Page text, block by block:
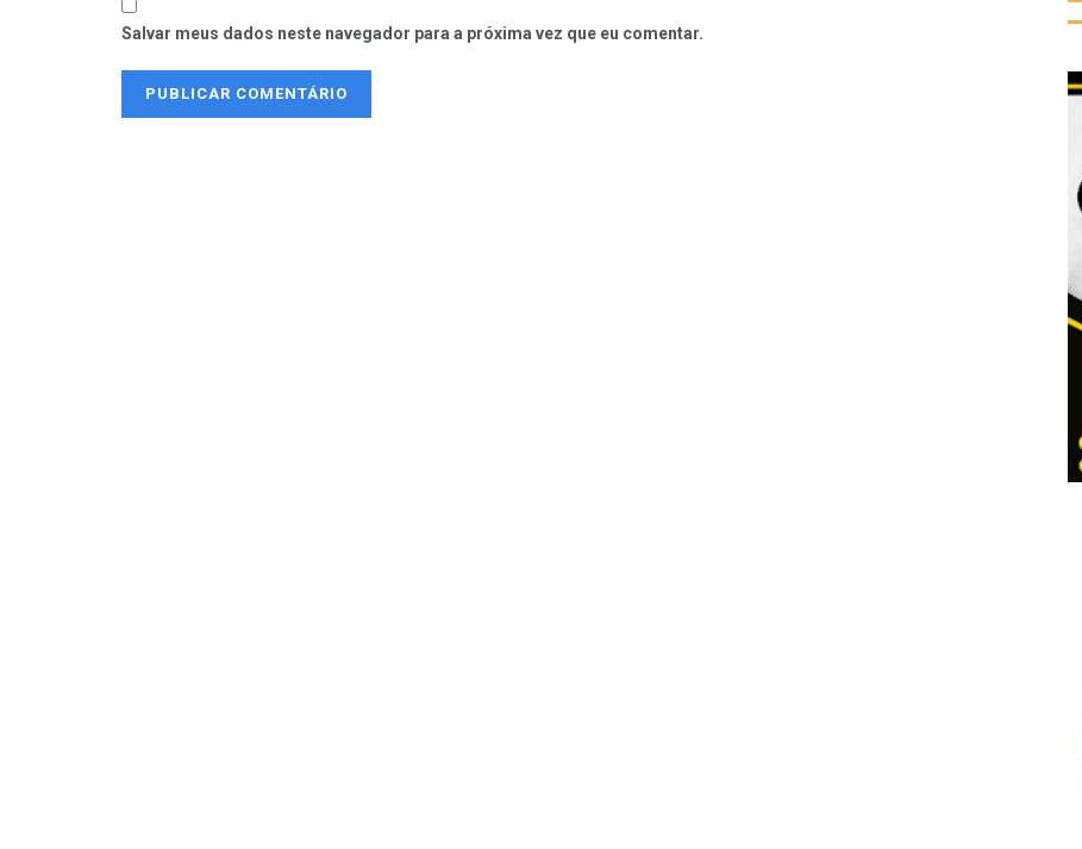
Salvar meus dados neste navegador para a próxima vez que eu comentar.